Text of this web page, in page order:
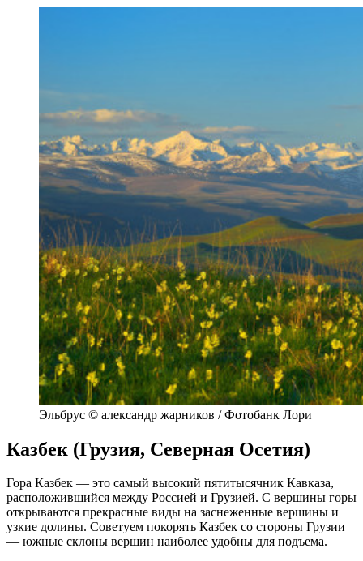
Эльбрус © александр жарников / Фотобанк Лори
Казбек (Грузия, Северная Осетия)
Гора Казбек — это самый высокий пятитысячник Кавказа,
расположившийся между Россией и Грузией. С вершины горы
открываются прекрасные виды на заснеженные вершины и
узкие долины. Советуем покорять Казбек со стороны Грузии
— южные склоны вершин наиболее удобны для подъема.